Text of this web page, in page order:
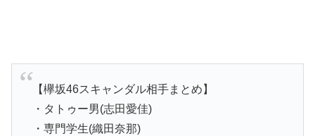
【欅坂46スキャンダル相手まとめ】
・タトゥー男(志田愛佳)
・専門学生(織田奈那)